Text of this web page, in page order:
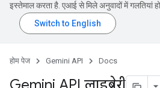
इस्तेमाल करता है. एआई से मिले अनुवादों में गलतियां
होम पेज Gemini API Docs